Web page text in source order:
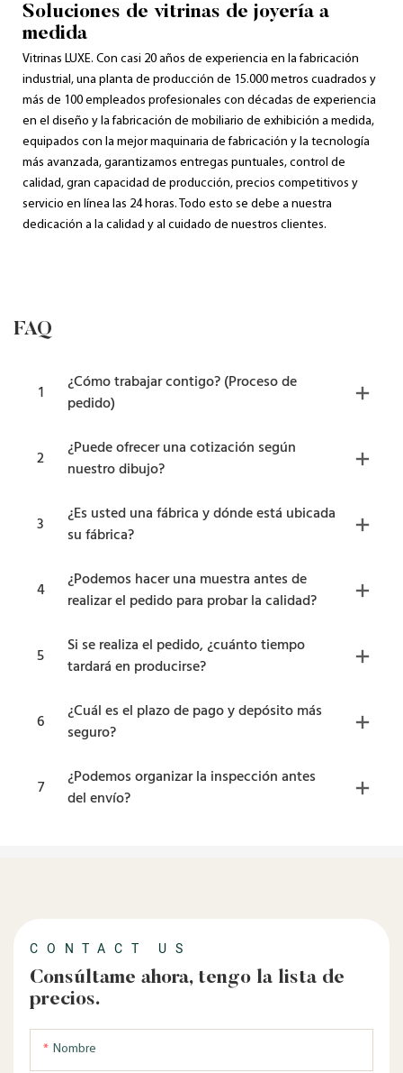
Soluciones de vitrinas de joyería a
medida
Vitrinas LUXE. Con casi 20 años de experiencia en la fabricación
industrial, una planta de producción de 15.000 metros cuadrados y
más de 100 empleados profesionales con décadas de experiencia
en el diseño y la fabricación de mobiliario de exhibición a medida,
equipados con la mejor maquinaria de fabricación y la tecnología
más avanzada, garantizamos entregas puntuales, control de
calidad, gran capacidad de producción, precios competitivos y
servicio en línea las 24 horas. Todo esto se debe a nuestra
dedicación a la calidad y al cuidado de nuestros clientes.
FAQ
1
¿Cómo trabajar contigo? (Proceso de
pedido)
2
¿Puede ofrecer una cotización según
nuestro dibujo?
3
¿Es usted una fábrica y dónde está ubicada
su fábrica?
4
¿Podemos hacer una muestra antes de
realizar el pedido para probar la calidad?
5
Si se realiza el pedido, ¿cuánto tiempo
tardará en producirse?
6
¿Cuál es el plazo de pago y depósito más
seguro?
7
¿Podemos organizar la inspección antes
del envío?
CONTACT US
Consúltame ahora, tengo la lista de
precios.
Nombre